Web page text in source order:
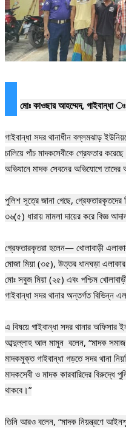
‎মোঃ কাওছার আহম্মেদ, গাইবান্ধা ঃ
‎গাইবান্ধা সদর থানাধীন বল্লমঝাড়
চালিয়ে পাঁচ মাদকসেবীকে গ্রেফতার
অভিযানে মাদক সেবনের অভিযোগে
‎পুলিশ সূত্রে জানা গেছে,
৩৬(৫) ধারায় মামলা দায়ের করে বিজ্ঞ
‎গ্রেফতারকৃতরা হলেন— খোলাবাড়ী
মোজা মিয়া (৩৫), উত্তর ধানঘড়া
মোঃ সবুজ মিয়া (২৫) এবং পশ্চিম
গাইবান্ধা সদর থানার অন্তর্গত বিভিন্ন
‎এ বিষয়ে গাইবান্ধা সদর থানার অফিসার
‎আব্দুল্লাহ আল মামুন  বলেন, “মাদক সমাজ
মাদকমুক্ত গাইবান্ধা গড়তে সদর থানা
মাদকসেবী ও মাদক কারবারিদের
থাকবে।”
‎তিনি আরও বলেন, “মাদক নিয়ন্ত্রণে